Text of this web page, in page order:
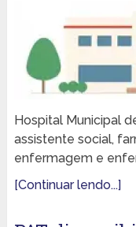
Hospital Municipal
assistente social,
enfermagem e
[Continuar lendo...]